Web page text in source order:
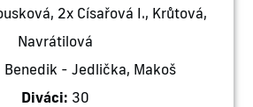
2x Císařová I., Krůtová,
Navrátilová
Benedik - Jedlička, Makoš
Diváci: 30